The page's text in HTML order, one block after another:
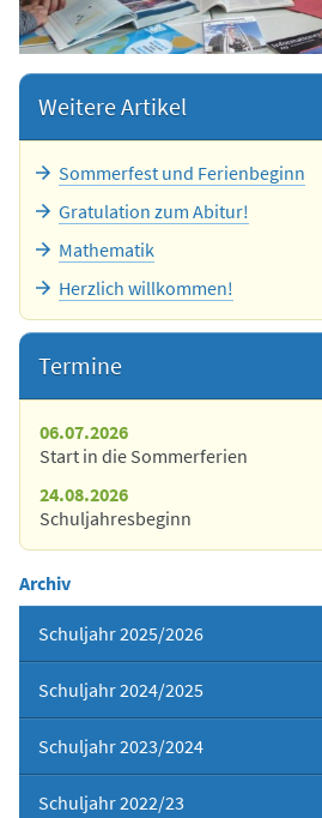
Weitere Artikel
Sommerfest und Ferienbeginn
Gratulation zum Abitur!
Mathematik
Herzlich willkommen!
Termine
06.07.2026
Start in die Sommerferien
24.08.2026
Schuljahresbeginn
Archiv
Schuljahr 2025/2026
Schuljahr 2024/2025
Schuljahr 2023/2024
Schuljahr 2022/23